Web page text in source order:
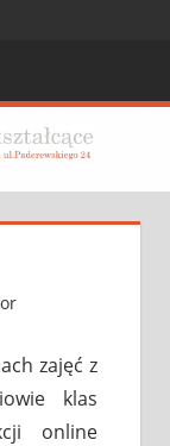
zajęć z
klas
online